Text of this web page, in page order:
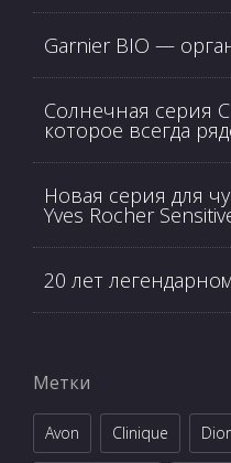
Garnier BIO —
Солнечная серия
которое всегда
Новая серия для
Yves Rocher
20 лет
Метки
Avon Clinique Dior